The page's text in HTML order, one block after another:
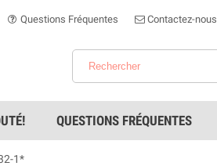
Questions Fréquentes Contactez-nous
QUESTIONS FRÉQUENTES
1*